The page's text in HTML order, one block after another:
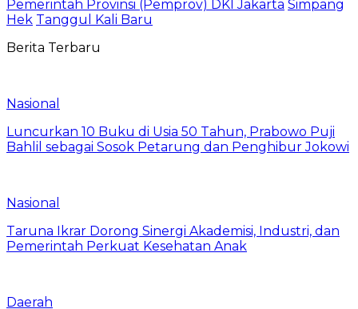
Pemerintah Provinsi (Pemprov) DKI Jakarta Simpang
Hek Tanggul Kali Baru
Berita Terbaru
Nasional
Luncurkan 10 Buku di Usia 50 Tahun, Prabowo Puji
Bahlil sebagai Sosok Petarung dan Penghibur Jokowi
Nasional
Taruna Ikrar Dorong Sinergi Akademisi, Industri, dan
Pemerintah Perkuat Kesehatan Anak
Daerah